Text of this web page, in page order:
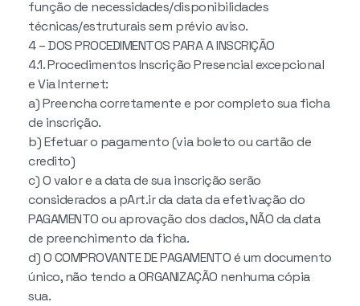
função de necessidades/disponibilidades
técnicas/estruturais sem prévio aviso.
4 – DOS PROCEDIMENTOS PARA A INSCRIÇÃO
4.1. Procedimentos Inscrição Presencial excepcional
e Via Internet:
a) Preencha corretamente e por completo sua ficha
de inscrição.
b) Efetuar o pagamento (via boleto ou cartão de
credito)
c) O valor e a data de sua inscrição serão
considerados a pArt.ir da data da efetivação do
PAGAMENTO ou aprovação dos dados, NÃO da data
de preenchimento da ficha.
d) O COMPROVANTE DE PAGAMENTO é um documento
único, não tendo a ORGANIZAÇÃO nenhuma cópia
sua.